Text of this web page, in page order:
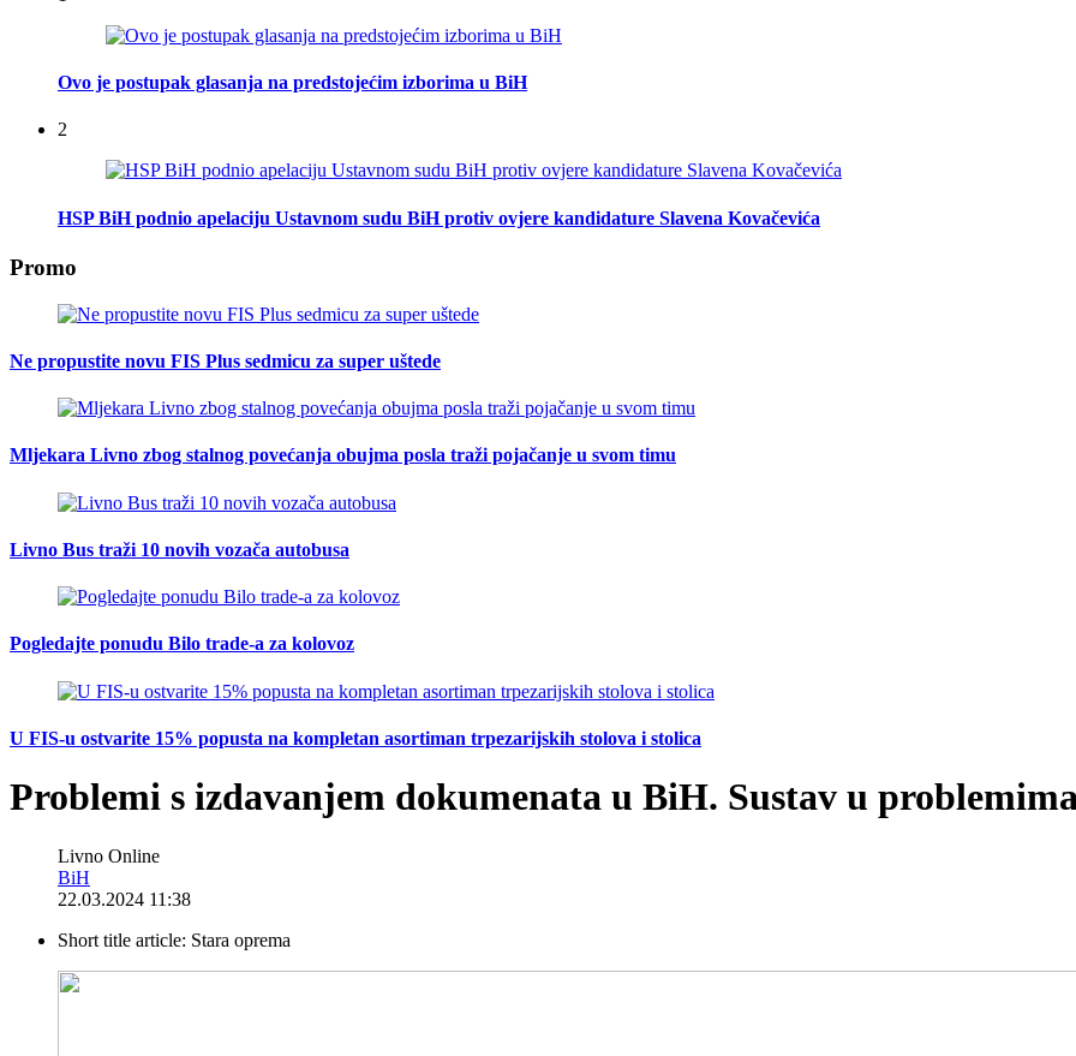
Ovo je postupak glasanja na predstojećim izborima u BiH
2
HSP BiH podnio apelaciju Ustavnom sudu BiH protiv ovjere kandidature Slavena Kovačevića
Promo
Ne propustite novu FIS Plus sedmicu za super uštede
Mljekara Livno zbog stalnog povećanja obujma posla traži pojačanje u svom timu
Livno Bus traži 10 novih vozača autobusa
Pogledajte ponudu Bilo trade-a za kolovoz
U FIS-u ostvarite 15% popusta na kompletan asortiman trpezarijskih stolova i stolica
Problemi s izdavanjem dokumenata u BiH. Sustav u
Livno Online
BiH
22.03.2024 11:38
Short title article: Stara oprema